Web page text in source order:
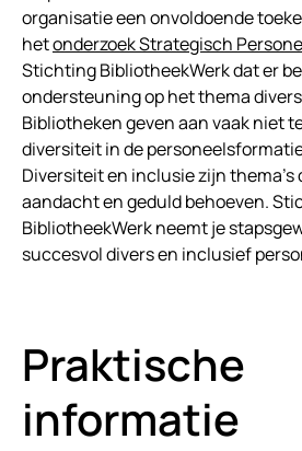
organisatie een onvoldoende
hetonderzoek Strategisch
Stichting BibliotheekWerk dat er
ondersteuning op het thema
Bibliotheken geven aan vaak niet
diversiteit in de
Diversiteit en inclusie zijn thema’s
aandacht en geduld behoeven.
BibliotheekWerk neemt je
succesvol divers en inclusief
Praktische
informatie